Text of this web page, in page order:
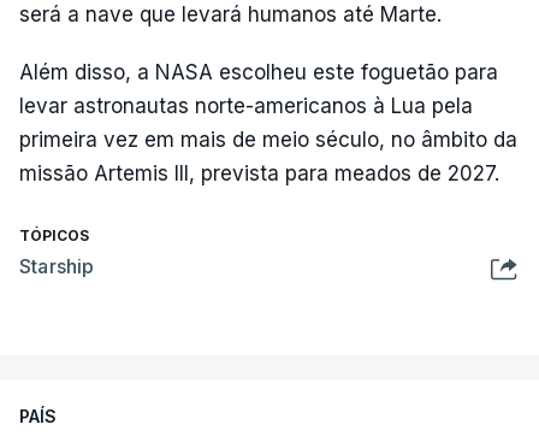
será a nave que levará humanos até Marte.
Além disso, a NASA escolheu este foguetão para
levar astronautas norte-americanos à Lua pela
primeira vez em mais de meio século, no âmbito da
missão Artemis III, prevista para meados de 2027.
TÓPICOS
Starship
PAÍS